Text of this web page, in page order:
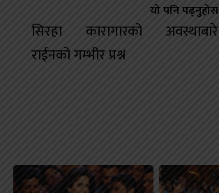
यो पनि पढ्नुहोस
सिरहा कारागारको अवस्थाबारे
राईनको गम्भीर प्रश्न